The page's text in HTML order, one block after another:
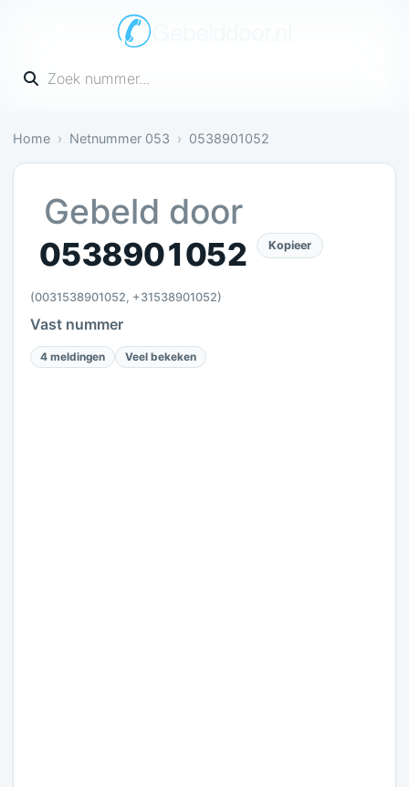
Gebelddoor.nl
Vul een telefoonnummer in
Home Netnummer 053 0538901052
Irritant: 4 meldingen bevestigen dit
Gebeld door
0538901052
(0031538901052, +31538901052)
Kopieer
Vast nummer
4 meldingen Veel bekeken